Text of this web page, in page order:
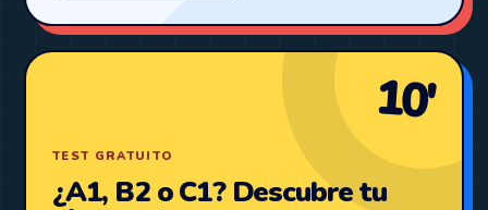
10′
TEST GRATUITO
¿A1, B2 o C1? Descubre tu